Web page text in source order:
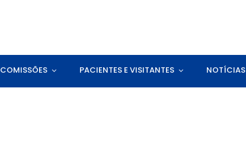
COMISSÕES PACIENTES E VISITANTES NOTÍCIAS